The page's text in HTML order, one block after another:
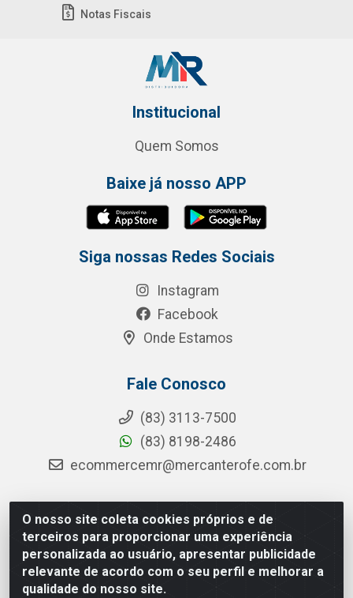
O nosso site coleta cookies próprios e de
terceiros para proporcionar uma experiência
personalizada ao usuário, apresentar publicidade
relevante de acordo com o seu perfil e melhorar a
qualidade do nosso site.
Notas Fiscais
Institucional
Quem Somos
Baixe já nosso APP
Siga nossas Redes Sociais
Instagram
Facebook
Onde Estamos
Fale Conosco
(83) 3113-7500
(83) 8198-2486
ecommercemr@mercanterofe.com.br
MR Distribuidora - Rua Hortêncio Ribeiro de Luna, 3777 -
Distrito Industrial, João Pessoa/PB - CEP 58081-400 -
CNPJ 35.428.312/0001-85